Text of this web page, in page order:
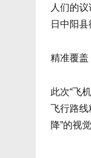
人们的
日中阳
精准覆盖
此次“飞
飞行路线
降”的视